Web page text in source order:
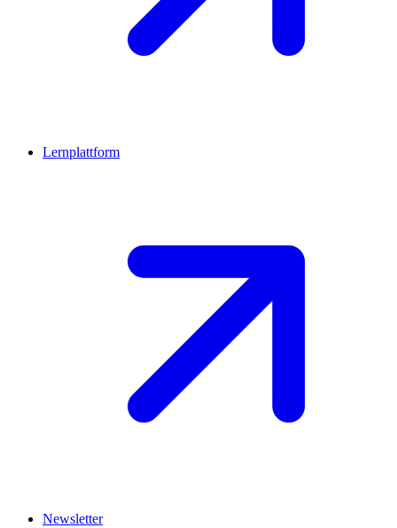
Lernplattform
Newsletter